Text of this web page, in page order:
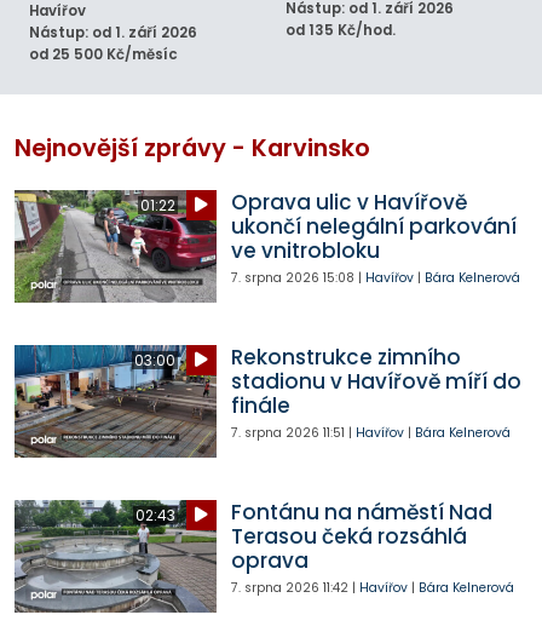
Havířov
Nástup: od 1. září 2026
od 25 500 Kč/měsíc
Nástup: od 1. září 2026
od 135 Kč/hod.
Nejnovější zprávy - Karvinsko
01:22
Oprava ulic v Havířově
ukončí nelegální parkování
ve vnitrobloku
7. srpna 2026 15:08 | Havířov| Bára Kelnerová
03:00
Rekonstrukce zimního
stadionu v Havířově míří do
finále
7. srpna 2026 11:51 | Havířov| Bára Kelnerová
02:43
Fontánu na náměstí Nad
Terasou čeká rozsáhlá
oprava
7. srpna 2026 11:42| Havířov| Bára Kelnerová